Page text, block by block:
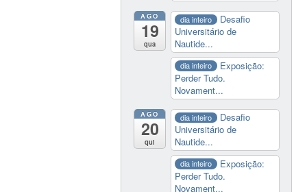
AGO
19
qua
dia inteiro
Desafio
Universitário de
Nautide...
dia inteiro
Exposição:
Perder Tudo.
Novament...
AGO
20
qui
dia inteiro
Desafio
Universitário de
Nautide...
dia inteiro
Exposição:
Perder Tudo.
Novament...